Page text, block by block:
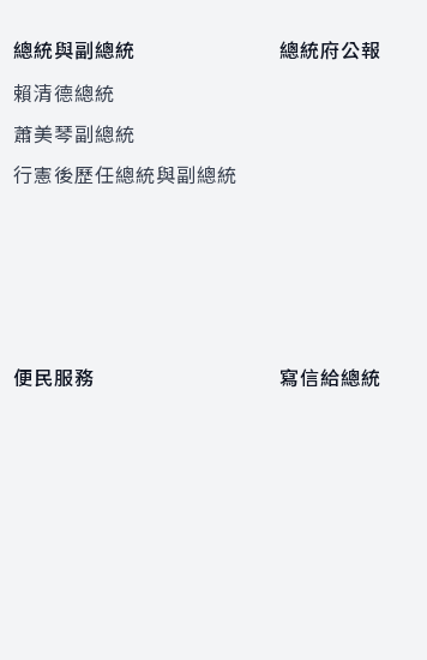
總統與副總統
賴清德總統
蕭美琴副總統
行憲後歷任總統與副總統
總統府公報
便民服務 寫信給總統